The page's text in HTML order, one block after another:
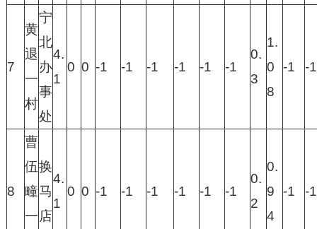
7
黄
退
一
村
宁
北
办
事
处
4.
1
0 0 -1 -1 -1 -1 -1 -1
0.
3
1.
0
8
-1 -1
8
曹
伍
疃
一
换
马
店
4.
1
0 0 -1 -1 -1 -1 -1 -1
0.
2
0.
9
4
-1 -1